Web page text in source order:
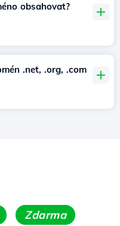
obsahovat?
.net, .org, .com
Zdarma